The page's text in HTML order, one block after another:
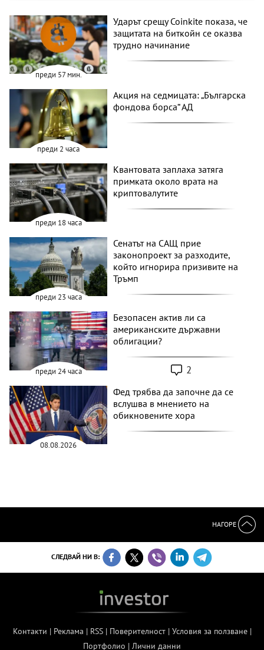
преди 57 мин.
Ударът срещу Coinkite показа, че
защитата на биткойн се оказва
трудно начинание
преди 2 часа
Акция на седмицата: „Българска
фондова борса“ АД
преди 18 часа
Квантовата заплаха затяга
примката около врата на
криптовалутите
преди 23 часа
Сенатът на САЩ прие
законопроект за разходите,
който игнорира призивите на
Тръмп
преди 24 часа
Безопасен актив ли са
американските държавни
облигации?
2
08.08.2026
Фед трябва да започне да се
вслушва в мнението на
обикновените хора
НАГОРЕ
СЛЕДВАЙ НИ В:
Контакти | Реклама | RSS| Поверителност| Условия за ползване|
Портфолио | Лични данни